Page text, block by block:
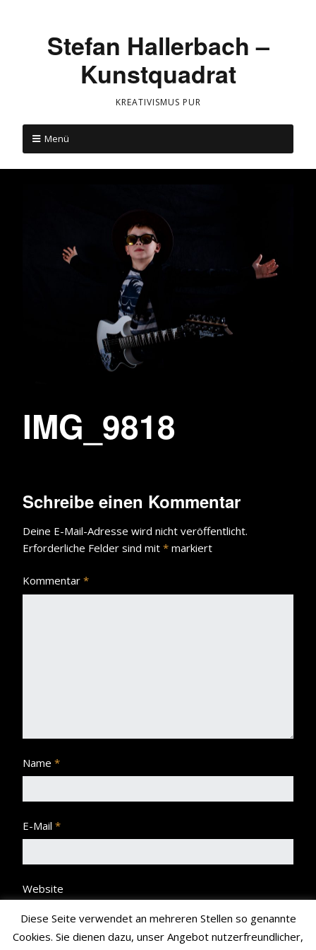
Stefan Hallerbach –
Kunstquadrat
KREATIVISMUS PUR
Menü
IMG_9818
Schreibe einen Kommentar
Deine E-Mail-Adresse wird nicht veröffentlicht.
Erforderliche Felder sind mit * markiert
Kommentar *
Name *
E-Mail *
Website
Diese Seite verwendet an mehreren Stellen so genannte
Cookies. Sie dienen dazu, unser Angebot nutzerfreundlicher,